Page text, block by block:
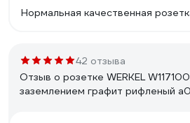
Нормальная качественная
42 отзыва
Отзыв о розетке WERKEL
заземлением графит рифленый